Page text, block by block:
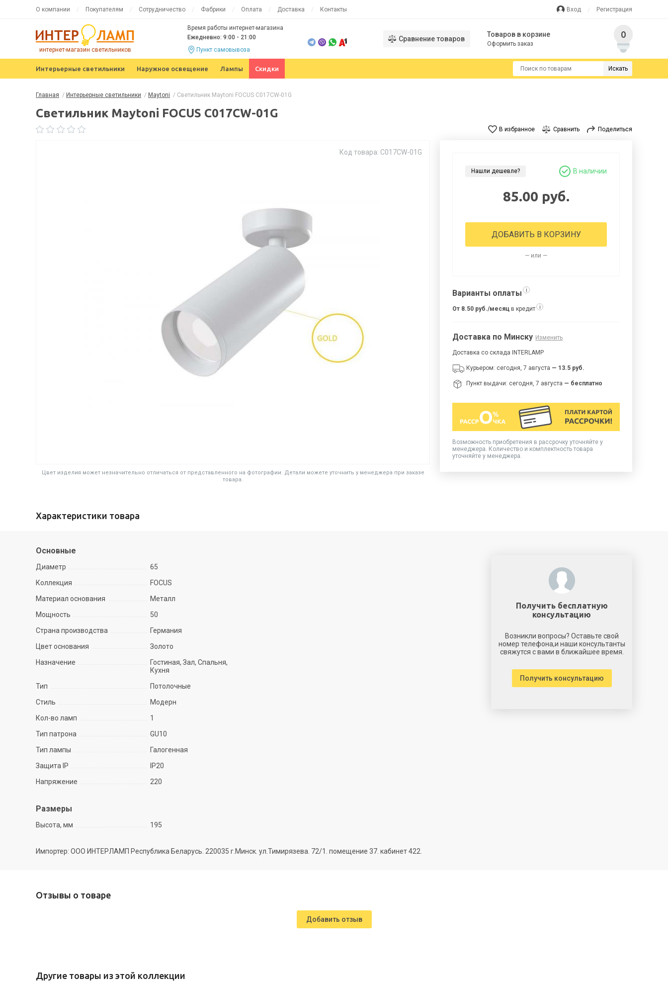
О компании Покупателям Сотрудничество Фабрики Оплата Доставка Контакты Вход Регистрация
интернет-магазин светильников
Время работы интернет-магазина
Ежедневно: 9:00 - 21:00
Пункт самовывоза
Сравнение товаров
Товаров в корзине
Оформить заказ
0
Интерьерные светильники Наружное освещение Лампы Скидки Искать
Главная / Интерьерные светильники / Maytoni / Светильник Maytoni FOCUS C017CW-01G
Светильник Maytoni FOCUS C017CW-01G
В избранное Сравнить Поделиться
Код товара: C017CW-01G
Цвет изделия может незначительно отличаться от представленного на фотографии. Детали можете уточнить у менеджера при заказе
товара.
Нашли дешевле? В наличии
85.00 руб.
ДОБАВИТЬ В КОРЗИНУ
— или —
Варианты оплаты i
От 8.50 руб./месяц в кредит i
Доставка по Минску Изменить
Доставка со склада INTERLAMP
Курьером: сегодня, 7 августа — 13.5 руб.
Пункт выдачи: сегодня, 7 августа — бесплатно
Возможность приобретения в рассрочку уточняйте у
менеджера. Количество и комплектность товара
уточняйте у менеджера.
Характеристики товара
Основные
Диаметр
65
Коллекция
FOCUS
Материал основания
Металл
Мощность
50
Страна производства
Германия
Цвет основания
Золото
Назначение
Гостиная, Зал, Спальня,
Кухня
Тип
Потолочные
Стиль
Модерн
Кол-во ламп
1
Тип патрона
GU10
Тип лампы
Галогенная
Защита IP
IP20
Напряжение
220
Размеры
Высота, мм 195
Импортер: ООО ИНТЕРЛАМП Республика Беларусь. 220035 г.Минск. ул.Тимирязева. 72/1. помещение 37. кабинет 422.
Получить бесплатную
консультацию
Возникли вопросы? Оставьте свой
номер телефона,и наши консультанты
свяжутся с вами в ближайшее время.
Получить консультацию
Отзывы о товаре
Добавить отзыв
Другие товары из этой коллекции